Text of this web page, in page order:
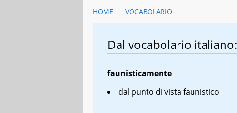
HOME VOCABOLARIO
Dal vocabolario italiano:
faunisticamente
dal punto di vista faunistico